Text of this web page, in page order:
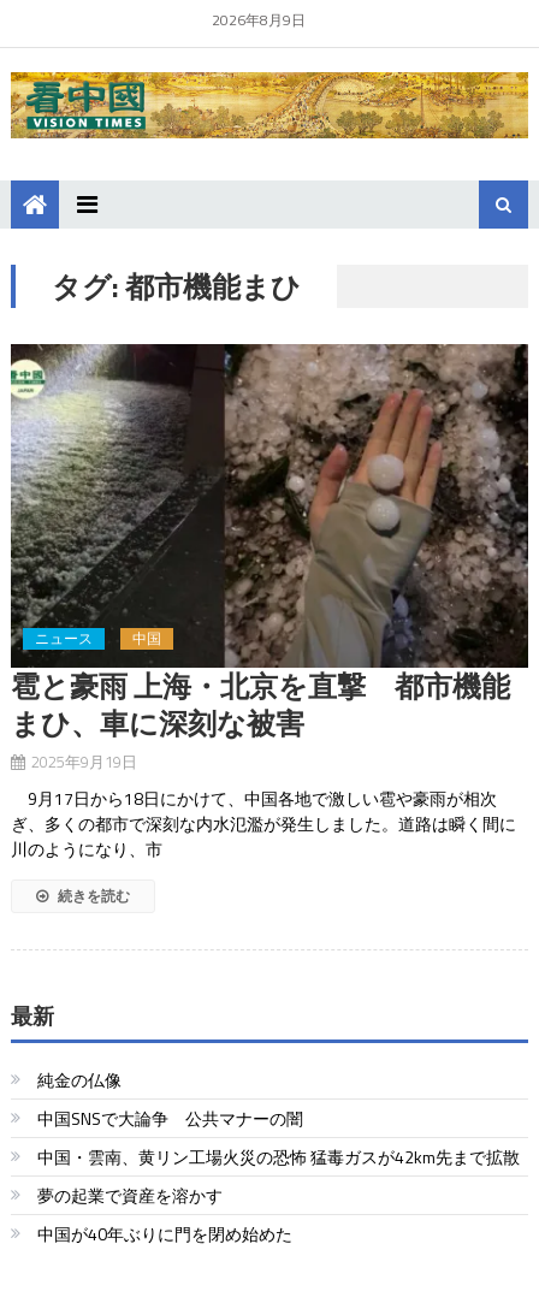
2026年8月9日
タグ:都市機能まひ
ニュース 中国
雹と豪雨 上海・北京を直撃 都市機能
まひ、車に深刻な被害
2025年9月19日
9月17日から18日にかけて、中国各地で激しい雹や豪雨が相次
ぎ、多くの都市で深刻な内水氾濫が発生しました。道路は瞬く間に
川のようになり、市
続きを読む
最新
純金の仏像
中国SNSで大論争 公共マナーの闇
中国・雲南、黄リン工場火災の恐怖 猛毒ガスが42km先まで拡散
夢の起業で資産を溶かす
中国が40年ぶりに門を閉め始めた